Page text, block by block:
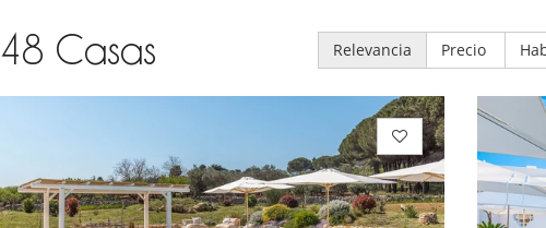
48 Casas Relevancia Precio